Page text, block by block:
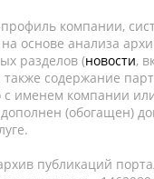
компании,
основе анализа
разделов (новости,
содержание
с именем компании
(обогащен)
публикаций